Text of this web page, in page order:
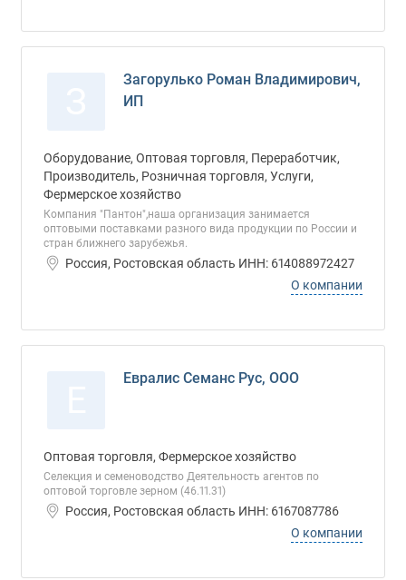
Загорулько Роман Владимирович,
ИП
Оборудование, Оптовая торговля, Переработчик,
Производитель, Розничная торговля, Услуги,
Фермерское хозяйство
Компания "Пантон",наша организация занимается
оптовыми поставками разного вида продукции по России и
стран ближнего зарубежья.
Россия, Ростовская область ИНН: 614088972427
О компании
Евралис Семанс Рус, ООО
Оптовая торговля, Фермерское хозяйство
Селекция и семеноводство Деятельность агентов по
оптовой торговле зерном (46.11.31)
Россия, Ростовская область ИНН: 6167087786
О компании